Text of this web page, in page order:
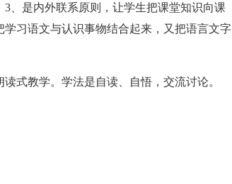
、是内外联系原则，让学生把课堂知识向课
习语文与认识事物结合起来，又把语言文字
式教学。学法是自读、自悟，交流讨论。